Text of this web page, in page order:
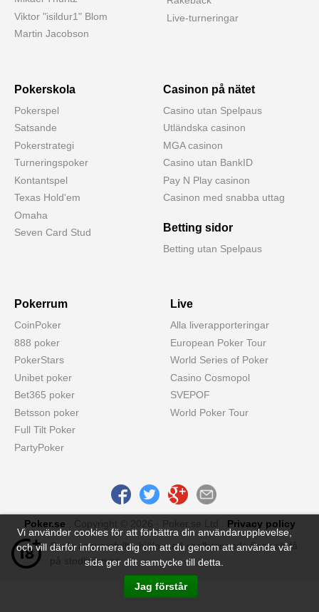
Viktor "isildur1" Blom
Martin Jacobson
Live-turneringar
Pokerskola
Pokerspel
Satsande
Pokerstrategi
Turneringspoker
Kontantspel
Texas Hold'em
Omaha
Seven Card Stud
Casinon på nätet
Casino utan Spelpaus
Utländska casinon
MGA casinon
Casino utan BankID
Pay N Play casinon
Casinon med snabba uttag
Betting sidor
Betting utan Spelpaus
Pokerrum
CoinPoker
888 poker
PokerStars
Unibet poker
Bet365 poker
Betsson poker
Full Tilt Poker
PartyPoker
Live
Alla liverapporteringar
European Poker Tour
World Series of Poker
Casino Cosmopol
SVEPOF
World Poker Tour
Poker.se
Privacy policy
Spela ansvarsfullt - hjälp med spelberoende finns att få
på stodlinjen.se
Vi använder cookies för att förbättra din användarupplevelse,
och vill därför informera dig om att du genom att använda vår
sida ger ditt samtycke till detta.
Jag förstår